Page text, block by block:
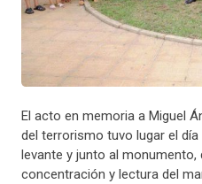
El acto en memoria a Miguel
del terrorismo tuvo lugar el
levante y junto al monumento,
concentración y lectura del